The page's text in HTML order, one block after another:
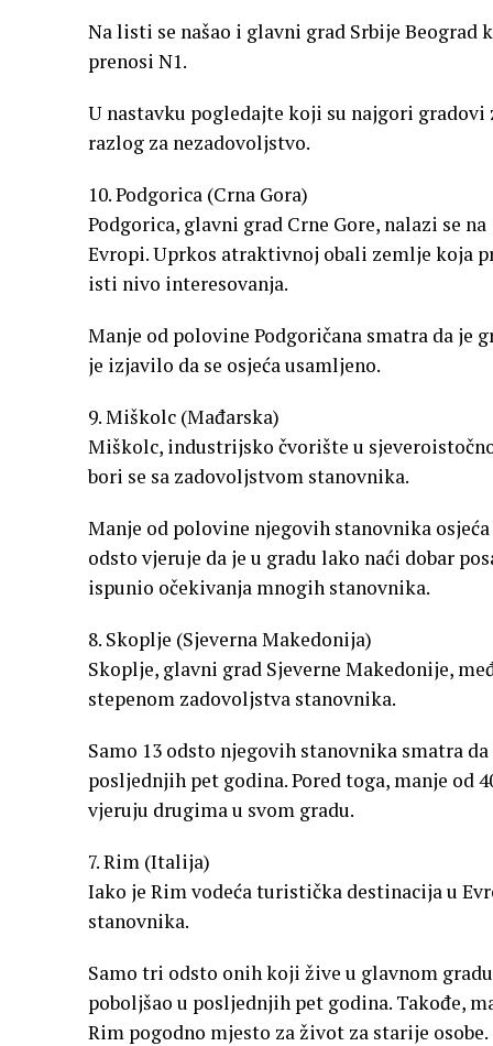
Na listi se našao i glavni grad Srbije Beograd
prenosi N1.
U nastavku pogledajte koji su najgori
razlog za nezadovoljstvo.
10. Podgorica (Crna Gora)
Podgorica, glavni grad Crne Gore, nalazi se
Evropi. Uprkos atraktivnoj obali zemlje koja
isti nivo interesovanja.
Manje od polovine Podgoričana smatra da je
je izjavilo da se osjeća usamljeno.
9. Miškolc (Mađarska)
Miškolc, industrijsko čvorište u
bori se sa zadovoljstvom stanovnika.
Manje od polovine njegovih stanovnika
odsto vjeruje da je u gradu lako naći dobar
ispunio očekivanja mnogih stanovnika.
8. Skoplje (Sjeverna Makedonija)
Skoplje, glavni grad Sjeverne Makedonije,
stepenom zadovoljstva stanovnika.
Samo 13 odsto njegovih stanovnika smatra
posljednjih pet godina. Pored toga, manje od
vjeruju drugima u svom gradu.
7. Rim (Italija)
Iako je Rim vodeća turistička destinacija u
stanovnika.
Samo tri odsto onih koji žive u glavnom
poboljšao u posljednjih pet godina. Takođe,
Rim pogodno mjesto za život za starije osobe.